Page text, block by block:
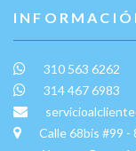
310 563 6262
314 467 6983
Calle 68bis #99 -